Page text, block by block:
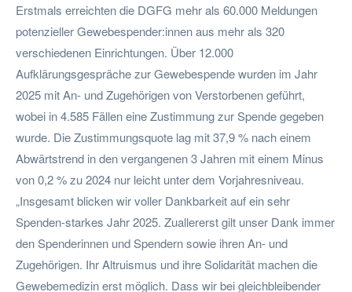
Erstmals erreichten die DGFG mehr als 60.000 Meldungen
potenzieller Gewebespender:innen aus mehr als 320
verschiedenen Einrichtungen. Über 12.000
Aufklärungsgespräche zur Gewebespende wurden im Jahr
2025 mit An- und Zugehörigen von Verstorbenen geführt,
wobei in 4.585 Fällen eine Zustimmung zur Spende gegeben
wurde. Die Zustimmungsquote lag mit 37,9 % nach einem
Abwärtstrend in den vergangenen 3 Jahren mit einem Minus
von 0,2 % zu 2024 nur leicht unter dem Vorjahresniveau.
„Insgesamt blicken wir voller Dankbarkeit auf ein sehr
Spenden-starkes Jahr 2025. Zuallererst gilt unser Dank immer
den Spenderinnen und Spendern sowie ihren An- und
Zugehörigen. Ihr Altruismus und ihre Solidarität machen die
Gewebemedizin erst möglich. Dass wir bei gleichbleibender